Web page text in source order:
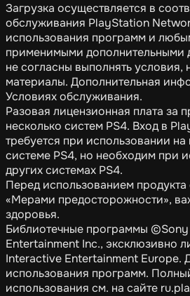
Загрузка осуществляется в
обслуживания PlayStation
использования программ и
применимыми дополнительными
не согласны выполнять условия,
материалы. Дополнительная
Условиях обслуживания.
Разовая лицензионная плата за
несколько систем PS4. Вход в
требуется при использовании
системе PS4, но необходим при
других системах PS4.
Перед использованием продукта
«Мерами предосторожности»,
здоровья.
Библиотечные программы
Entertainment Inc., эксклюзивно
Interactive Entertainment Europe.
использования программ.
использования см. на сайте